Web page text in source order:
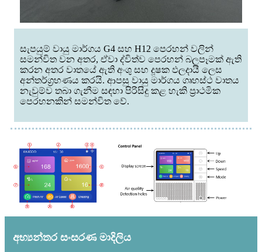
සැපයුම් වායු මාර්ගය G4 සහ H12 පෙරහන් වලින්
සමන්විත වන අතර, ඒවා ද්විත්ව පෙරහන් බලපෑමක් ඇති
කරන අතර වාතයේ ඇති අංශු සහ දූෂක ඵලදායී ලෙස
අන්තර්ග්‍රහණය කරයි. ආපසු වායු මාර්ගය ගෘහස්ථ වාතය
නැවුම්ව තබා ගැනීම සඳහා පිරිසිදු කළ හැකි ප්‍රාථමික
පෙරහනකින් සමන්විත වේ.
අභ්‍යන්තර සංසරණ මාදිලිය